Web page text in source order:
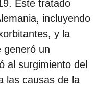
Este tratado
incluyendo
y la
generó un
al surgimiento del
las causas de la